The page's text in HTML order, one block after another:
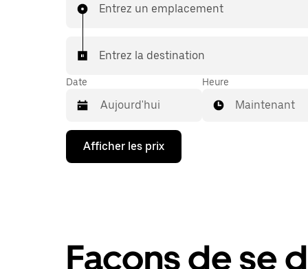
Entrez un emplacement
Entrez la destination
Date
Appuyez
la
avec
le
Heure
Maintenant
Afficher les prix
Façons de se